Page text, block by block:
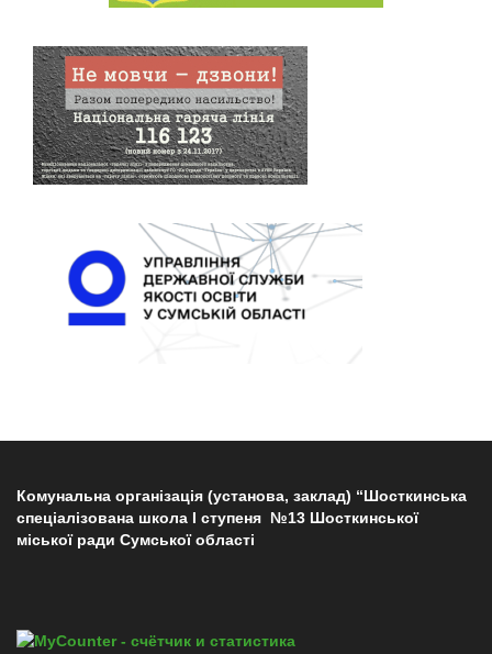
Комунальна організація (установа, заклад) “Шосткинська
спеціалізована школа І ступеня №13 Шосткинської
міської ради Сумської області